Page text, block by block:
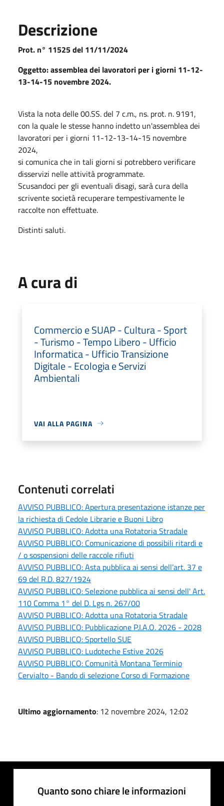
Descrizione
Prot. n° 11525 del 11/11/2024
Oggetto: assemblea dei lavoratori per i giorni 11-12-
13-14-15 novembre 2024.
Vista la nota delle 00.SS. del 7 c.m., ns. prot. n. 9191,
con la quale le stesse hanno indetto un'assemblea dei
lavoratori per i giorni 11-12-13-14-15 novembre
2024,
si comunica che in tali giorni si potrebbero verificare
disservizi nelle attività programmate.
Scusandoci per gli eventuali disagi, sarà cura della
scrivente società recuperare tempestivamente le
raccolte non effettuate.
Distinti saluti.
A cura di
Commercio e SUAP - Cultura - Sport
- Turismo - Tempo Libero - Ufficio
Informatica - Ufficio Transizione
Digitale - Ecologia e Servizi
Ambientali
VAI ALLA PAGINA
Contenuti correlati
AVVISO PUBBLICO: Apertura presentazione istanze per
la richiesta di Cedole Librarie e Buoni Libro
AVVISO PUBBLICO: Adotta una Rotatoria Stradale
AVVISO PUBBLICO: Comunicazione di possibili ritardi e
/ o sospensioni delle raccole rifiuti
AVVISO PUBBLICO: Asta pubblica ai sensi dell’art. 37 e
69 del R.D. 827/1924
AVVISO PUBBLICO: Selezione pubblica ai sensi dell' Art.
110 Comma 1° del D. Lgs n. 267/00
AVVISO PUBBLICO: Adotta una Rotatoria Stradale
AVVISO PUBBLICO: Pubblicazione P.I.A.O. 2026 - 2028
AVVISO PUBBLICO: Sportello SUE
AVVISO PUBBLICO: Ludoteche Estive 2026
AVVISO PUBBLICO: Comunità Montana Terminio
Cervialto - Bando di selezione Corso di Formazione
Ultimo aggiornamento: 12 novembre 2024, 12:02
Quanto sono chiare le informazioni